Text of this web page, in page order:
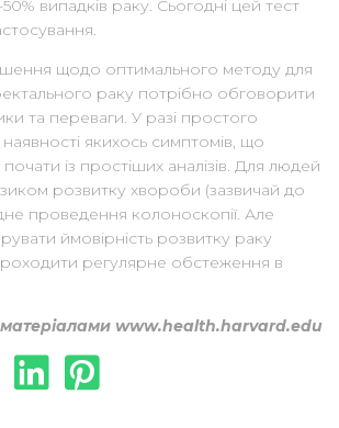
випадків раку. Сьогодні цей тест
щодо оптимального методу для
раку потрібно обговорити
та переваги. У разі простого
якихось симптомів, що
із простіших аналізів. Для людей
розвитку хвороби (зазвичай до
проведення колоноскопії. Але
ймовірність розвитку раку
регулярне обстеження в
www.health.harvard.edu